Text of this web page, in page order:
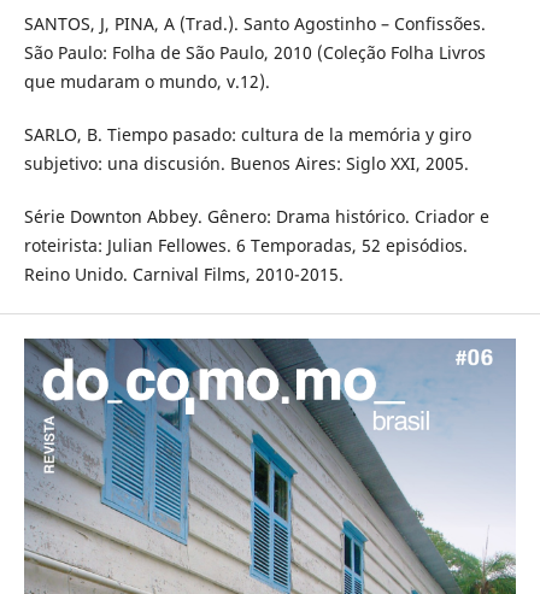
SANTOS, J, PINA, A (Trad.). Santo Agostinho – Confissões.
São Paulo: Folha de São Paulo, 2010 (Coleção Folha Livros
que mudaram o mundo, v.12).
SARLO, B. Tiempo pasado: cultura de la memória y giro
subjetivo: una discusión. Buenos Aires: Siglo XXI, 2005.
Série Downton Abbey. Gênero: Drama histórico. Criador e
roteirista: Julian Fellowes. 6 Temporadas, 52 episódios.
Reino Unido. Carnival Films, 2010-2015.